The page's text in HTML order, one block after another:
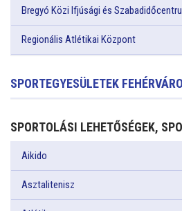
Bregyó Közi Ifjúsági és
Regionális Atlétikai Központ
SPORTEGYESÜLETEK
SPORTOLÁSI LEHETŐSÉGEK,
Aikido
Asztalitenisz